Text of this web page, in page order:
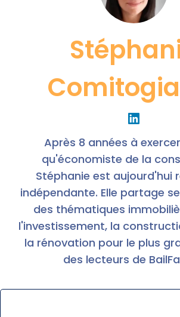
Après 8 années à
qu'économiste de la
Stéphanie est aujourd'hui
indépendante. Elle partage
des thématiques
l'investissement, la
la rénovation pour le plus
des lecteurs de